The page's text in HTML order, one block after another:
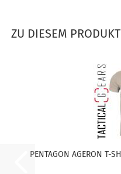
ZU DIESEM
PENTAGON AGERON T-